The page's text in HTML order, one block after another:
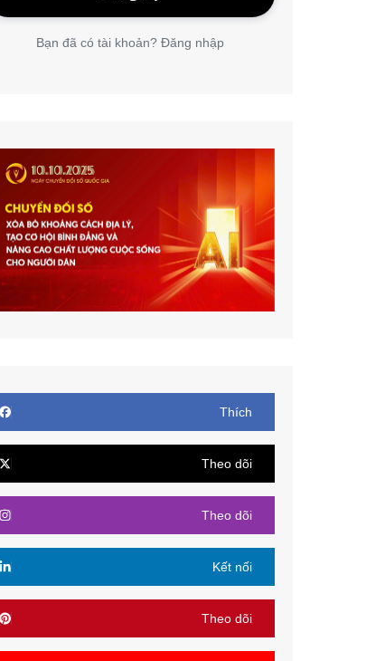
Bạn đã có tài khoản? Đăng nhập
Thích
Theo dõi
Theo dõi
Kết nối
Theo dõi